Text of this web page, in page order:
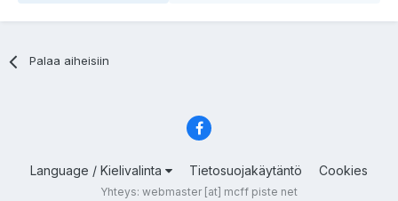
Palaa aiheisiin
Language / Kielivalinta Tietosuojakäytäntö Cookies
Yhteys: webmaster [at] mcff piste net